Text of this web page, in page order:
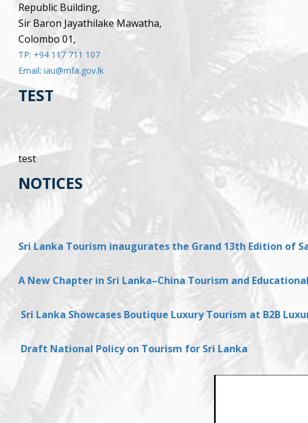
Republic Building,
Sir Baron Jayathilake Mawatha,
Colombo 01,
TP: +94 117 711 107
Email: iau@mfa.gov.lk
TEST
test
NOTICES
Sri Lanka Tourism inaugurates the Grand 13th Edition of
A New Chapter in Sri Lanka–China Tourism and
Sri Lanka Showcases Boutique Luxury Tourism at B2B
Draft National Policy on Tourism for Sri Lanka